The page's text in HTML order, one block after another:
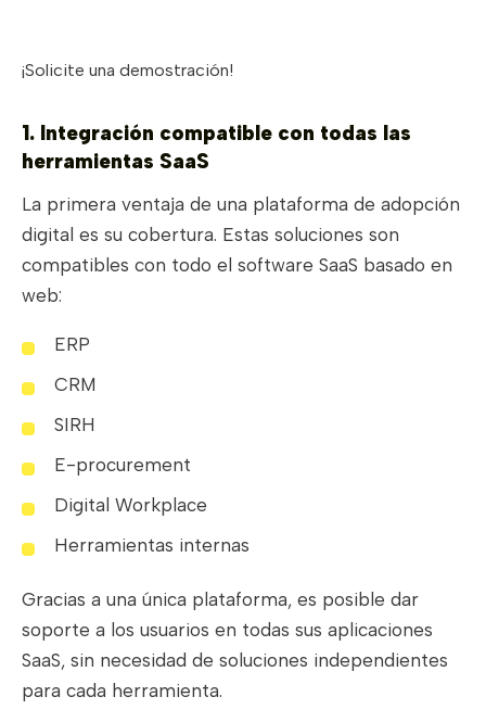
¡Solicite una demostración!
1. Integración compatible con todas las
herramientas SaaS
La primera ventaja de una plataforma de adopción
digital es su cobertura. Estas soluciones son
compatibles con todo el software SaaS basado en
web:
ERP
CRM
SIRH
E-procurement
Digital Workplace
Herramientas internas
Gracias a una única plataforma, es posible dar
soporte a los usuarios en todas sus aplicaciones
SaaS, sin necesidad de soluciones independientes
para cada herramienta.